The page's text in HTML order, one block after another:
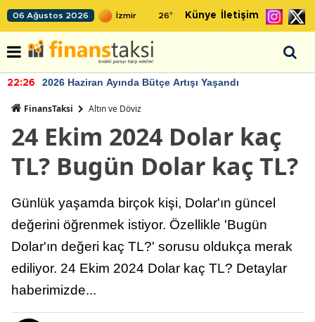
06 Ağustos 2026 26° Künye İletişim
22:26 2026 Haziran Ayında Bütçe Artışı Yaşandı
FinansTaksi Altın ve Döviz
24 Ekim 2024 Dolar kaç
TL? Bugün Dolar kaç TL?
Günlük yaşamda birçok kişi, Dolar'ın güncel
değerini öğrenmek istiyor. Özellikle 'Bugün
Dolar'ın değeri kaç TL?' sorusu oldukça merak
ediliyor. 24 Ekim 2024 Dolar kaç TL? Detaylar
haberimizde...